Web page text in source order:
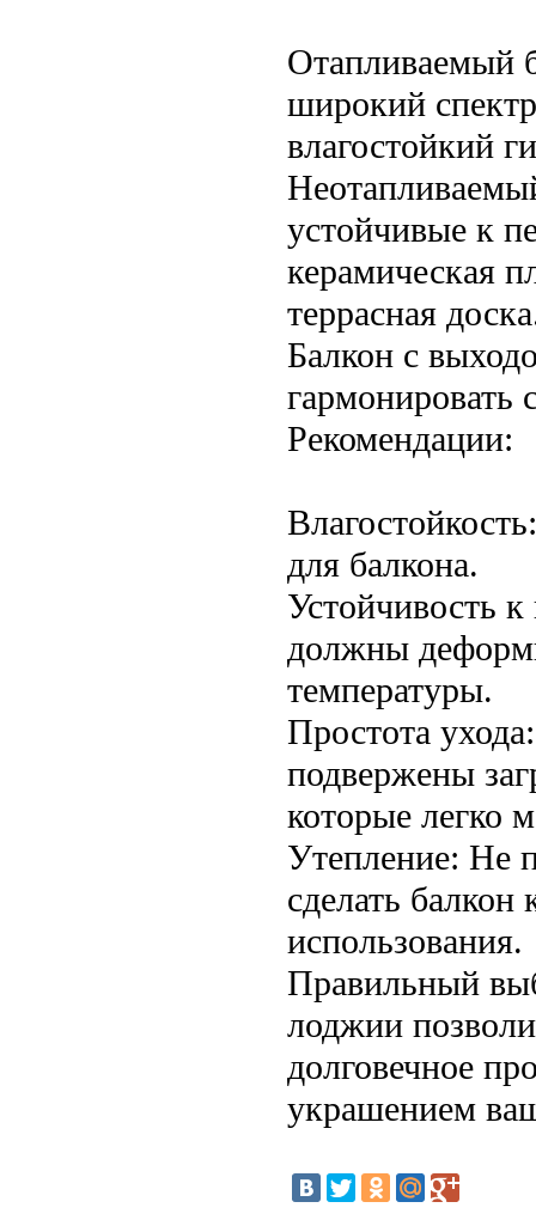
Отапливаемый
широкий
влагостойкий
устойчивые к
керамическая
террасная
Балкон с
гармонировать
Рекомендации:
для балкона.
Устойчивость
должны
температуры.
Простота
подвержены
которые легко
Утепление: Не
сделать
использования.
Правильный
лоджии
долговечное
украшением